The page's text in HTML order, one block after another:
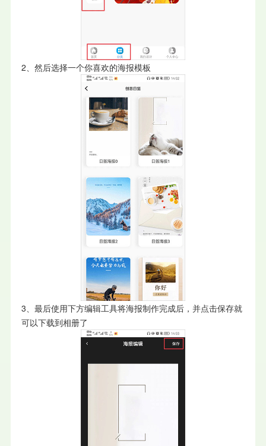
2、然后选择一个你喜欢的海报模板
3、最后使用下方编辑工具将海报制作完成后，并点击保存就
可以下载到相册了